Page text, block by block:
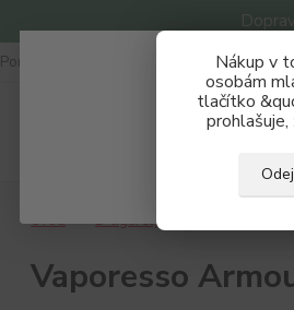
Nákup v
osobám
tlačítko
Poradna
Úvod E-cigarety
Vaporesso
Zaregistruj se